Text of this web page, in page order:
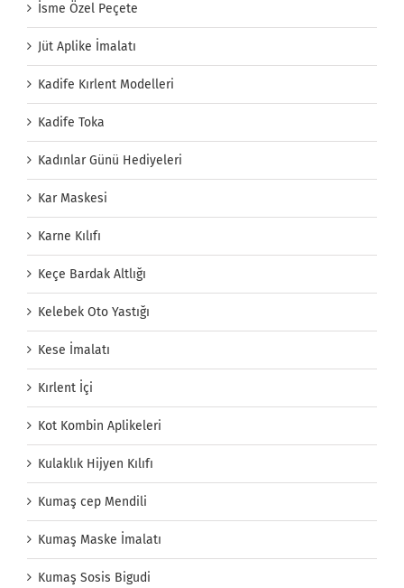
İsme Özel Peçete
Jüt Aplike İmalatı
Kadife Kırlent Modelleri
Kadife Toka
Kadınlar Günü Hediyeleri
Kar Maskesi
Karne Kılıfı
Keçe Bardak Altlığı
Kelebek Oto Yastığı
Kese İmalatı
Kırlent İçi
Kot Kombin Aplikeleri
Kulaklık Hijyen Kılıfı
Kumaş cep Mendili
Kumaş Maske İmalatı
Kumaş Sosis Bigudi